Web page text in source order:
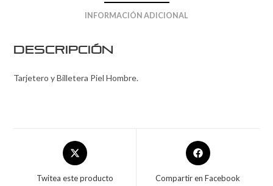
INFORMACIÓN ADICIONAL
Descripción
Tarjetero y Billetera Piel Hombre.
Twitea este producto Compartir en Facebook